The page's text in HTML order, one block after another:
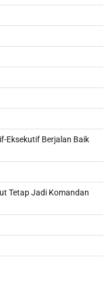
Eksekutif Berjalan Baik
Tetap Jadi Komandan